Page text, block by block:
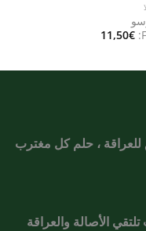
11,50€
، حلم كل مغترب
الأصالة والعراقة